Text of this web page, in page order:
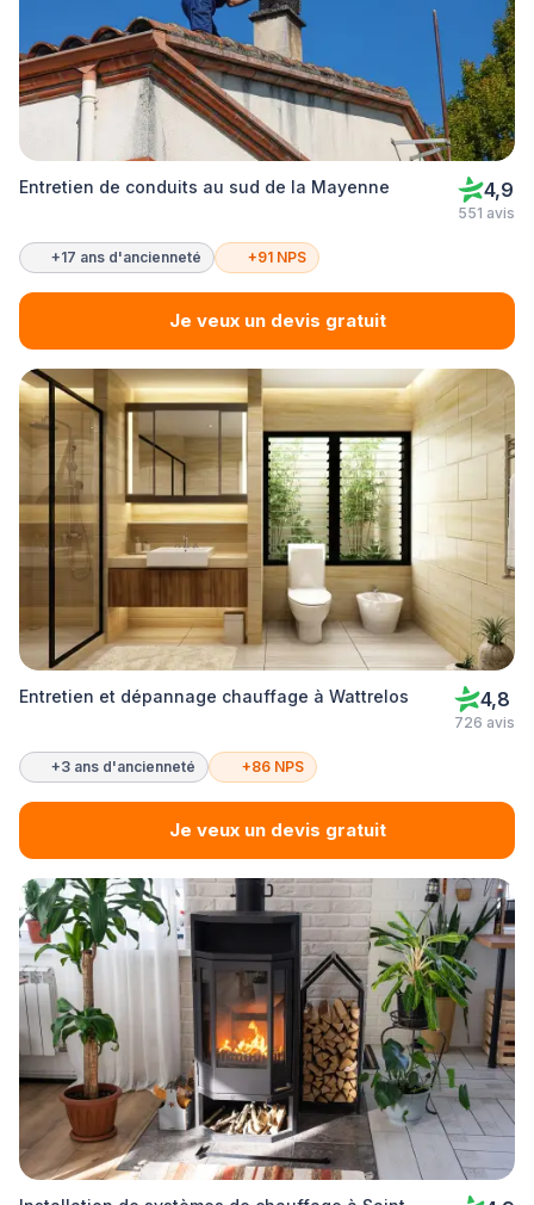
Entretien de conduits au sud de la Mayenne 4,9
551 avis
+17 ans d'ancienneté +91 NPS
Je veux un devis gratuit
Entretien et dépannage chauffage à Wattrelos 4,8
726 avis
+3 ans d'ancienneté +86 NPS
Je veux un devis gratuit